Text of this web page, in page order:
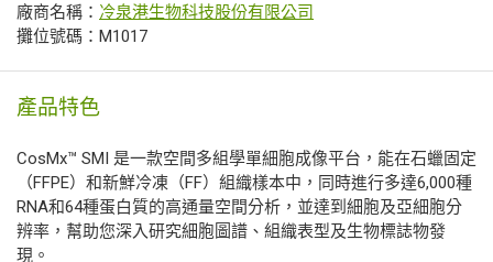
廠商名稱： 冷泉港生物科技股份有限公司
攤位號碼：M1017
產品特色
CosMx™ SMI 是一款空間多組學單細胞成像平台，能在石蠟固定
（FFPE）和新鮮冷凍（FF）組織樣本中，同時進行多達6,000種
RNA和64種蛋白質的高通量空間分析，並達到細胞及亞細胞分
辨率，幫助您深入研究細胞圖譜、組織表型及生物標誌物發
現。